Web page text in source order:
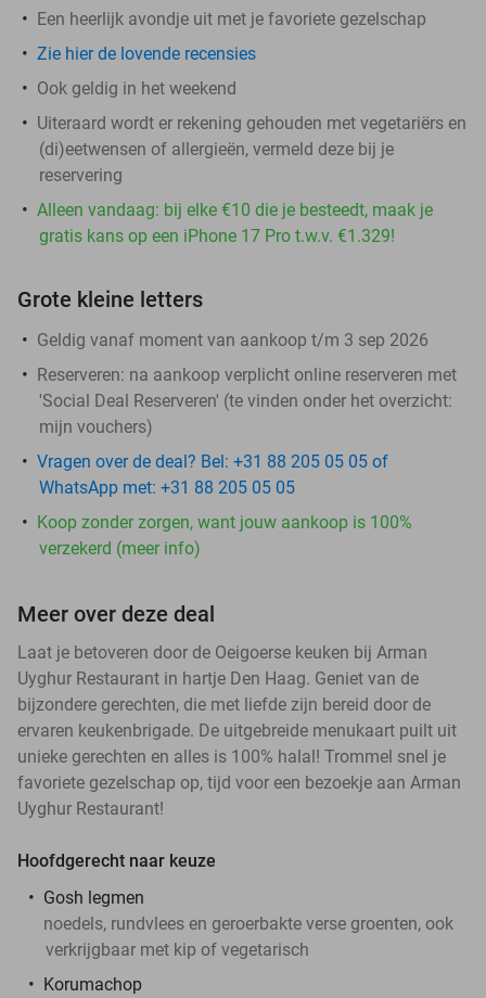
Een heerlijk avondje uit met je favoriete gezelschap
Zie hier de lovende recensies
Ook geldig in het weekend
Uiteraard wordt er rekening gehouden met vegetariërs en
(di)eetwensen of allergieën, vermeld deze bij je
reservering
Alleen vandaag: bij elke €10 die je besteedt, maak je
gratis kans op een iPhone 17 Pro t.w.v. €1.329!
Grote kleine letters
Geldig vanaf moment van aankoop t/m 3 sep 2026
Reserveren: na aankoop verplicht online reserveren met
'Social Deal Reserveren' (te vinden onder het overzicht:
mijn vouchers)
Vragen over de deal? Bel: +31 88 205 05 05 of
WhatsApp met: +31 88 205 05 05
Koop zonder zorgen, want jouw aankoop is 100%
verzekerd (meer info)
Meer over deze deal
Laat je betoveren door de Oeigoerse keuken bij Arman
Uyghur Restaurant in hartje Den Haag. Geniet van de
bijzondere gerechten, die met liefde zijn bereid door de
ervaren keukenbrigade. De uitgebreide menukaart puilt uit
unieke gerechten en alles is 100% halal! Trommel snel je
favoriete gezelschap op, tijd voor een bezoekje aan Arman
Uyghur Restaurant!
Hoofdgerecht naar keuze
Gosh legmen
noedels, rundvlees en geroerbakte verse groenten, ook
verkrijgbaar met kip of vegetarisch
Korumachop